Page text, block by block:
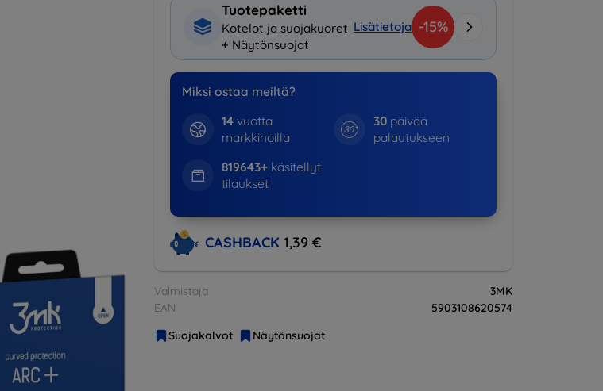
Tuotepaketti
Kotelot ja suojakuoret
+ Näytönsuojat
Lisätietoja -15%
Miksi ostaa meiltä?
14vuotta
markkinoilla
30päivää
palautukseen
819643+käsitellyt
tilaukset
CASHBACK 1,39 €
Valmistaja
3MK
EAN
5903108620574
Suojakalvot
Näytönsuojat